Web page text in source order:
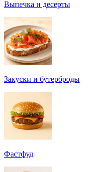
Выпечка и десерты
Закуски и бутерброды
Фастфуд